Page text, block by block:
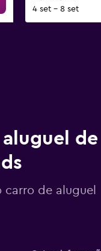
4 set - 8 set
de
carro de aluguel